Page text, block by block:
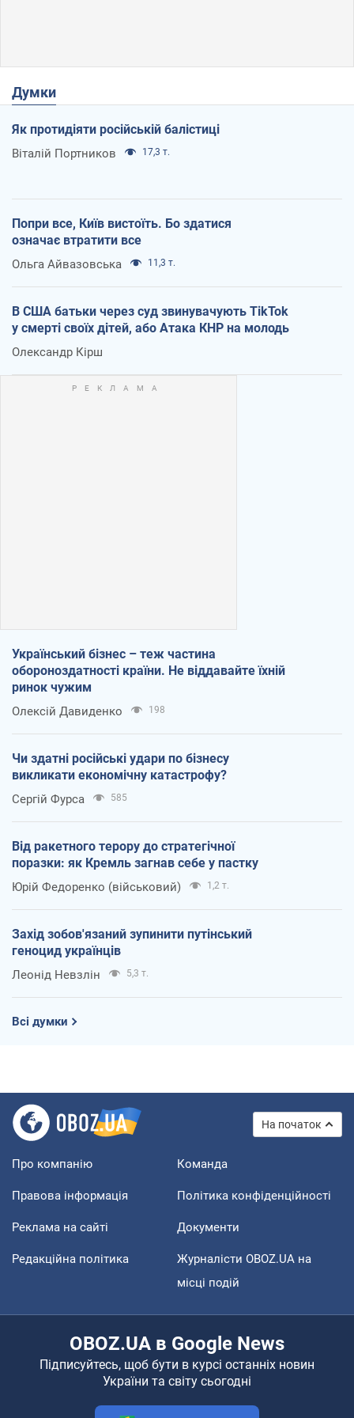
Думки
Як протидіяти російській балістиці
Віталій Портников 17,3 т.
Попри все, Київ вистоїть. Бо здатися
означає втратити все
Ольга Айвазовська 11,3 т.
В США батьки через суд звинувачують TikTok
у смерті своїх дітей, або Атака КНР на молодь
Олександр Кірш
Український бізнес – теж частина
обороноздатності країни. Не віддавайте їхній
ринок чужим
Олексій Давиденко 198
Чи здатні російські удари по бізнесу
викликати економічну катастрофу?
Сергій Фурса 585
Від ракетного терору до стратегічної
поразки: як Кремль загнав себе у пастку
Юрій Федоренко (військовий) 1,2 т.
Захід зобов'язаний зупинити путінський
геноцид українців
Леонід Невзлін 5,3 т.
Всі думки
На початок
Про компанію Команда
Правова інформація Політика конфіденційності
Реклама на сайті Документи
Редакційна політика
Журналісти OBOZ.UA на
місці подій
OBOZ.UA в Google News
Підписуйтесь, щоб бути в курсі останніх новин
України та світу сьогодні